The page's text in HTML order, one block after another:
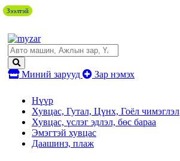
Миний зарууд Зар нэмэх
Нүүр
Хувцас, Гутал, Цүнх, Гоёл чимэглэл
Хувцас, үслэг эдлэл, бөс бараа
Эмэгтэй хувцас
Даашинз, плаж
Зээлтэй
Зээлтэй